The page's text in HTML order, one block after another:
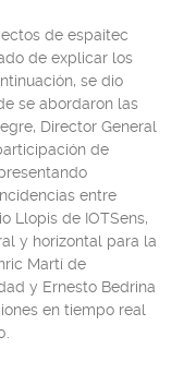
de espaitec
de explicar los
se dio
se abordaron las
Director General
de
entre
Llopis de IOTSens,
y horizontal para la
Martí de
y Ernesto Bedrina
en tiempo real